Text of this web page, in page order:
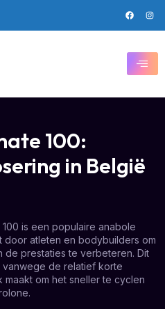
100:
in België
is een populaire anabole
atleten en bodybuilders om
de prestaties te verbeteren. Dit
de relatief korte
om het sneller te cyclen